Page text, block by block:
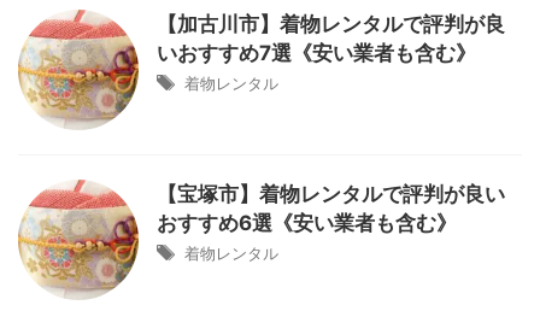
【加古川市】着物レンタルで評判が良
いおすすめ7選《安い業者も含む》
着物レンタル
【宝塚市】着物レンタルで評判が良い
おすすめ6選《安い業者も含む》
着物レンタル